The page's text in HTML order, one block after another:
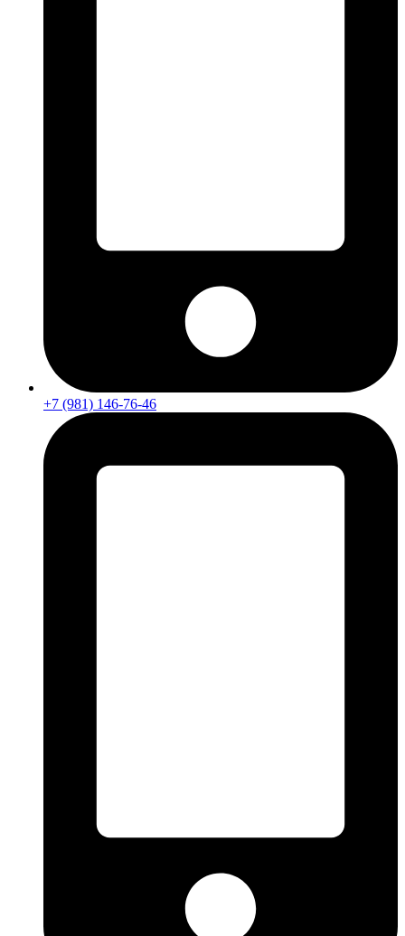
+7 (981) 146-76-46